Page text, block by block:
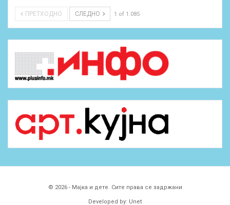
ПРЕТХОДНО СЛЕДНО 1 of 1.085
© 2026 - Мајка и дете. Сите права се задржани
Developed by: Unet